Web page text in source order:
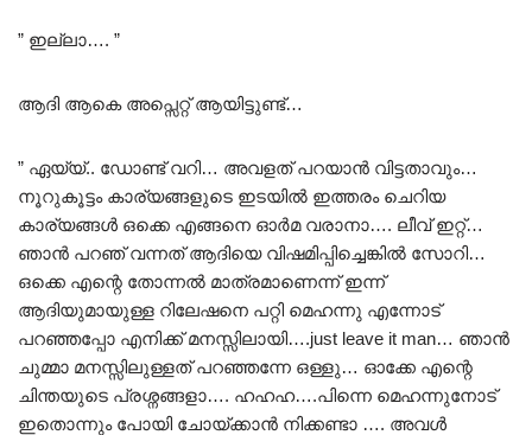
” ഇല്ലാ…. ”
ആദി ആകെ അപ്സെറ്റ് ആയിട്ടുണ്ട്…
” ഏയ്യ്.. ഡോണ്ട് വറി… അവളത് പറയാൻ വിട്ടതാവും…
നൂറുകൂട്ടം കാര്യങ്ങളുടെ ഇടയിൽ ഇത്തരം ചെറിയ
കാര്യങ്ങൾ ഒക്കെ എങ്ങനെ ഓർമ വരാനാ…. ലീവ് ഇറ്റ്…
ഞാൻ പറഞ് വന്നത് ആദിയെ വിഷമിപ്പിച്ചെങ്കിൽ സോറി…
ഒക്കെ എന്റെ തോന്നൽ മാത്രമാണെന്ന് ഇന്ന്
ആദിയുമായുള്ള റിലേഷനെ പറ്റി മെഹന്നു എന്നോട്
പറഞ്ഞപ്പോ എനിക്ക് മനസ്സിലായി….just leave it man… ഞാൻ
ചുമ്മാ മനസ്സിലുള്ളത് പറഞ്ഞന്നേ ഒള്ളു… ഓക്കേ എന്റെ
ചിന്തയുടെ പ്രശ്നങ്ങളാ…. ഹഹഹ….പിന്നെ മെഹന്നുനോട്‌
ഇതൊന്നും പോയി ചോയ്ക്കാൻ നിക്കണ്ടാ …. അവൾ